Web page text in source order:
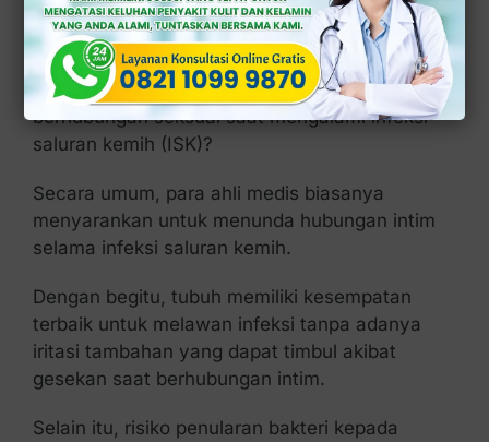
waktu bagi tubuh untuk pulih merupakan
langkah yang penting.
Kembali ke pertanyaan utama, apakah boleh
berhubungan seksual saat mengalami infeksi
saluran kemih (ISK)?
Secara umum, para ahli medis biasanya
menyarankan untuk menunda hubungan intim
selama infeksi saluran kemih.
Dengan begitu, tubuh memiliki kesempatan
terbaik untuk melawan infeksi tanpa adanya
iritasi tambahan yang dapat timbul akibat
gesekan saat berhubungan intim.
Selain itu, risiko penularan bakteri kepada